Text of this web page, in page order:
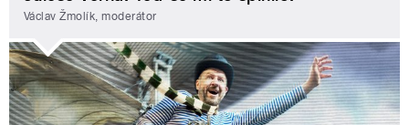
Václav Žmolík, moderátor